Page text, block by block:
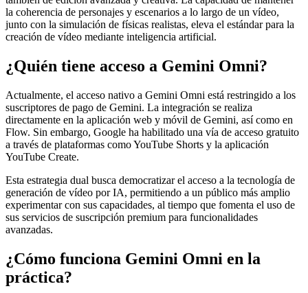
la coherencia de personajes y escenarios a lo largo de un vídeo,
junto con la simulación de físicas realistas, eleva el estándar para la
creación de vídeo mediante inteligencia artificial.
¿Quién tiene acceso a Gemini Omni?
Actualmente, el acceso nativo a Gemini Omni está restringido a los
suscriptores de pago de Gemini. La integración se realiza
directamente en la aplicación web y móvil de Gemini, así como en
Flow. Sin embargo, Google ha habilitado una vía de acceso gratuito
a través de plataformas como YouTube Shorts y la aplicación
YouTube Create.
Esta estrategia dual busca democratizar el acceso a la tecnología de
generación de vídeo por IA, permitiendo a un público más amplio
experimentar con sus capacidades, al tiempo que fomenta el uso de
sus servicios de suscripción premium para funcionalidades
avanzadas.
¿Cómo funciona Gemini Omni en la
práctica?